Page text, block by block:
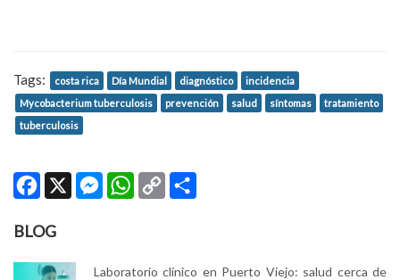
Tags: costa rica Día Mundial diagnóstico
incidencia
Mycobacterium tuberculosis
prevención salud síntomas
tratamiento
tuberculosis
Facebook
X MessengerWhatsApp
Copy
BLOG
Laboratorio clínico en Puerto Viejo: salud cerca de